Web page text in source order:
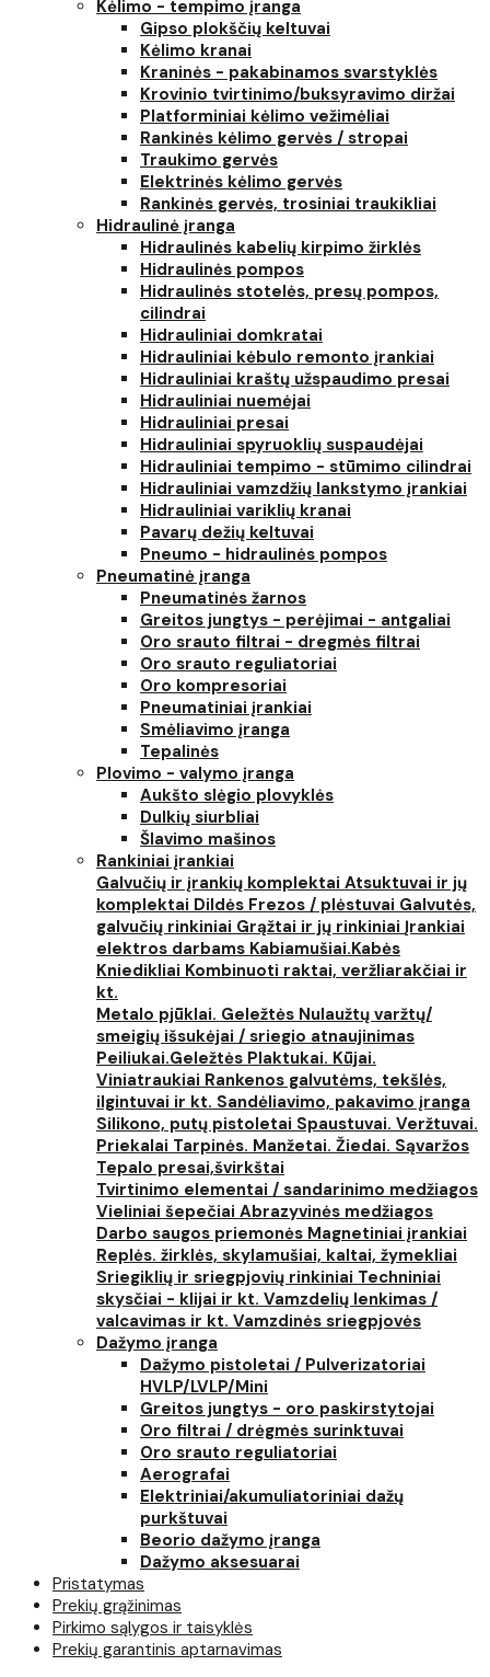
Kėlimo - tempimo įranga
Gipso plokščių keltuvai
Kėlimo kranai
Kraninės - pakabinamos svarstyklės
Krovinio tvirtinimo/buksyravimo diržai
Platforminiai kėlimo vežimėliai
Rankinės kėlimo gervės / stropai
Traukimo gervės
Elektrinės kėlimo gervės
Rankinės gervės, trosiniai traukikliai
Hidraulinė įranga
Hidraulinės kabelių kirpimo žirklės
Hidraulinės pompos
Hidraulinės stotelės, presų pompos,
cilindrai
Hidrauliniai domkratai
Hidrauliniai kėbulo remonto įrankiai
Hidrauliniai kraštų užspaudimo presai
Hidrauliniai nuemėjai
Hidrauliniai presai
Hidrauliniai spyruoklių suspaudėjai
Hidrauliniai tempimo - stūmimo cilindrai
Hidrauliniai vamzdžių lankstymo įrankiai
Hidrauliniai variklių kranai
Pavarų dežių keltuvai
Pneumo - hidraulinės pompos
Pneumatinė įranga
Pneumatinės žarnos
Greitos jungtys - perėjimai - antgaliai
Oro srauto filtrai - dregmės filtrai
Oro srauto reguliatoriai
Oro kompresoriai
Pneumatiniai įrankiai
Smėliavimo įranga
Tepalinės
Plovimo - valymo įranga
Aukšto slėgio plovyklės
Dulkių siurbliai
Šlavimo mašinos
Rankiniai įrankiai
Galvučių ir įrankių komplektai Atsuktuvai ir jų
komplektai Dildės Frezos / plėstuvai Galvutės,
galvučių rinkiniai Grąžtai ir jų rinkiniai Įrankiai
elektros darbams Kabiamušiai.Kabės
Kniedikliai Kombinuoti raktai, veržliarakčiai ir
kt.
Metalo pjūklai. Geležtės Nulaužtų varžtų/
smeigių išsukėjai / sriegio atnaujinimas
Peiliukai.Geležtės Plaktukai. Kūjai.
Viniatraukiai Rankenos galvutėms, tekšlės,
ilgintuvai ir kt. Sandėliavimo, pakavimo įranga
Silikono, putų pistoletai Spaustuvai. Veržtuvai.
Priekalai Tarpinės. Manžetai. Žiedai. Sąvaržos
Tepalo presai,švirkštai
Tvirtinimo elementai / sandarinimo medžiagos
Vieliniai šepečiai Abrazyvinės medžiagos
Darbo saugos priemonės Magnetiniai įrankiai
Replės. žirklės, skylamušiai, kaltai, žymekliai
Sriegiklių ir sriegpjovių rinkiniai Techniniai
skysčiai - klijai ir kt. Vamzdelių lenkimas /
valcavimas ir kt. Vamzdinės sriegpjovės
Dažymo įranga
Dažymo pistoletai / Pulverizatoriai
HVLP/LVLP/Mini
Greitos jungtys - oro paskirstytojai
Oro filtrai / drėgmės surinktuvai
Oro srauto reguliatoriai
Aerografai
Elektriniai/akumuliatoriniai dažų
purkštuvai
Beorio dažymo įranga
Dažymo aksesuarai
Pristatymas
Prekių grąžinimas
Pirkimo sąlygos ir taisyklės
Prekių garantinis aptarnavimas